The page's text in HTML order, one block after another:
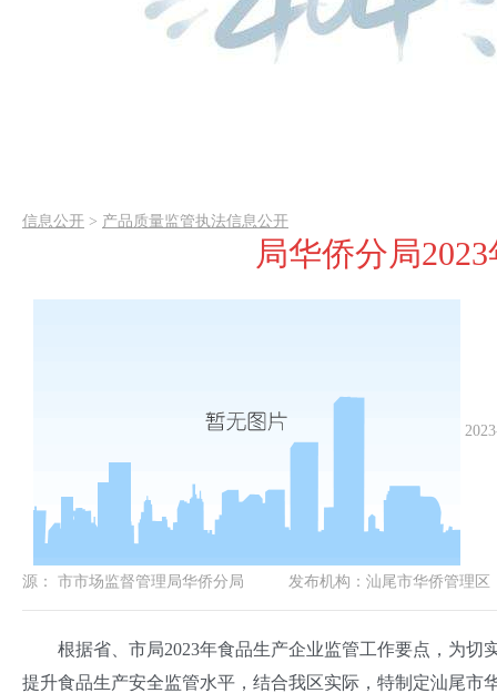
信息公开 > 产品质量监管执法信息公开
局华侨分局
源： 市市场监督管理局华侨分局 发布机构： 汕尾市华侨管理区
根据省、市局2023年食品生产企业监管工作要点，为切
提升食品生产安全监管水平，结合我区实际，特制定汕尾市